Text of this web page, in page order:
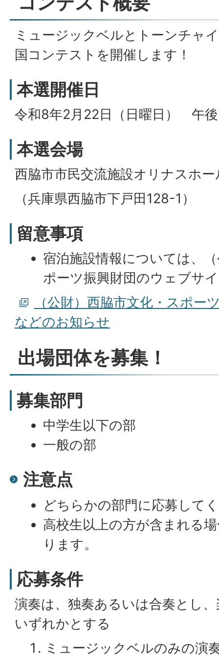
ミュージックベルとトーンチャ
国コンテストを開催します！
本選開催日
令和8年2月22日（日曜日） 午後
本選会場
西脇市市民交流施設オリナスホー
（兵庫県西脇市下戸田128-1）
留意事項
宿泊施設情報については、
ポーツ振興財団のウェブサ
（公財）西脇市文化・スポ
などのお知らせ
出場団体を募集！
募集部門
中学生以下の部
一般の部
注意点
どちらかの部門に応募して
高校生以上の方が含まれる
ります。
応募条件
演奏は、独奏あるいは合奏とし
いずれかとする
ミュージックベルのみの演